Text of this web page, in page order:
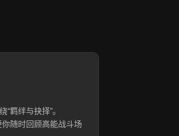
羁绊与抉择”。
随时回顾高能战斗场